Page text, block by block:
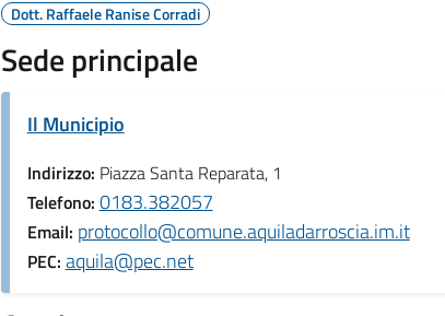
Dott. Raffaele Ranise Corradi
Sede principale
Il Municipio
Indirizzo: Piazza Santa Reparata, 1
Telefono: 0183.382057
Email: protocollo@comune.aquiladarroscia.im.it
PEC: aquila@pec.net